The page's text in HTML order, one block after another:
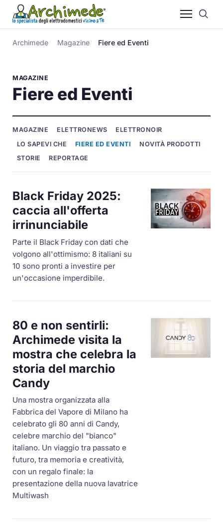
Archimede Magazine Fiere ed Eventi
MAGAZINE
Fiere ed Eventi
MAGAZINE ELETTRONEWS
ELETTRONOIR
LO SAPEVI CHE
FIERE ED EVENTI
NOVITÀ PRODOTTI
STORIE
REPORTAGE
Black Friday 2025:
caccia all'offerta
irrinunciabile
Parte il Black Friday con dati che
volgono all'ottimismo: 8 italiani su
10 sono pronti a investire per
un'occasione imperdibile.
80 e non sentirli:
Archimede visita la
mostra che celebra la
storia del marchio
Candy
Una mostra organizzata alla
Fabbrica del Vapore di Milano ha
celebrato gli 80 anni di Candy,
celebre marchio del "bianco"
italiano. Un viaggio tra passato e
futuro, tra memoria e creatività,
con un regalo finale: la
presentazione della nuova lavatrice
Multiwash